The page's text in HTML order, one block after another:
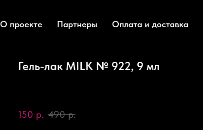
О проекте Партнеры Оплата и доставка
Гель-лак MILK № 922, 9 мл
150 р. 490 р.